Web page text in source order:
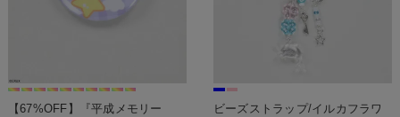
【67%OFF】『平成メモリー
ビーズストラップ/イルカフラワ